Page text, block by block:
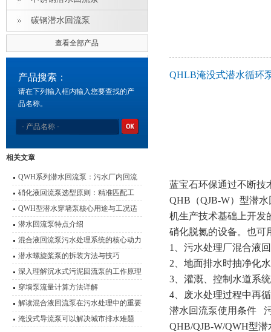
碳钢潜水回流泵
查看全部产品
产品搜索：
请在下列输入框内输入您要查找的产
品名称。
相关文章
QWH系列潜水回流泵：污水厂内回流
的高效心脏
硝化液回流泵选型原则：精准匹配工
艺，实现高效脱氮
QWH型潜水穿墙泵核心用途与工况适
应性分析
潜水回流泵特点介绍
混合液回流泵污水处理系统的核心动力
装置
潜水螺旋桨泵的拆装方法与技巧
深入理解沉水式污泥回流泵的工作原理
穿墙泵流量计算方法详解
解读混合液回流泵在污水处理中的重要
作用
淹没式导流泵可以解决城市排水难题
QHLB淹没式潜水循环
蓝宝石环保通过不断技
QHB（QJB-W）型潜
机生产技术基础上开发
硝化脱氮的设备。也可
1、污水处理厂混合液
2、地面排水时抽净化
3、灌溉、控制水道系
4、废水处理过程中再
潜水回流泵使用条件
QHB/QJB-W/QWH型